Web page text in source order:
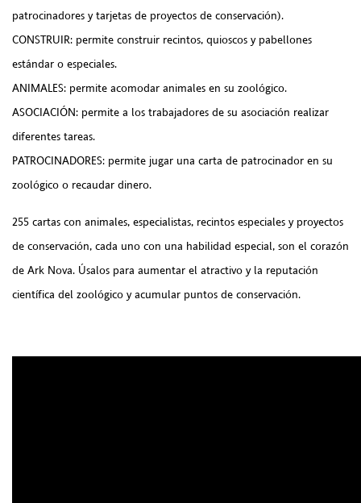
patrocinadores y tarjetas de proyectos de conservación).
CONSTRUIR: permite construir recintos, quioscos y pabellones
estándar o especiales.
ANIMALES: permite acomodar animales en su zoológico.
ASOCIACIÓN: permite a los trabajadores de su asociación realizar
diferentes tareas.
PATROCINADORES: permite jugar una carta de patrocinador en su
zoológico o recaudar dinero.
255 cartas con animales, especialistas, recintos especiales y proyectos
de conservación, cada uno con una habilidad especial, son el corazón
de Ark Nova. Úsalos para aumentar el atractivo y la reputación
científica del zoológico y acumular puntos de conservación.